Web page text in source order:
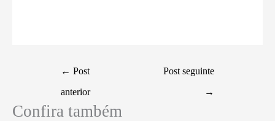
← Post
anterior
Post seguinte
→
Confira também